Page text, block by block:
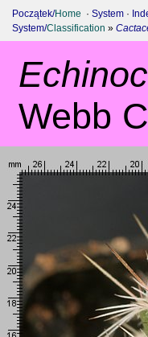
Początek/Home ·System ·
System/Classification »
Webb